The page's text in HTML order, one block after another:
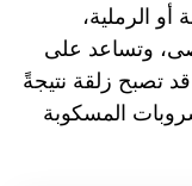
أو الرملية،
وتساعد على
قد تصبح زلقة نتيجةً
المسكوبة